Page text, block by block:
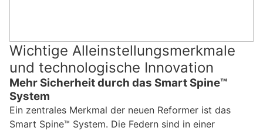
Wichtige Alleinstellungsmerkmale
und technologische Innovation
Mehr Sicherheit durch das Smart Spine™
System
Ein zentrales Merkmal der neuen Reformer ist das
Smart Spine™ System. Die Federn sind in einer